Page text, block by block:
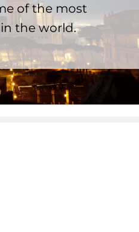
of the most
the world.